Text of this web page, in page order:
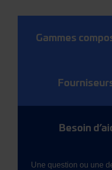
Gammes
Besoin
Une question ou une